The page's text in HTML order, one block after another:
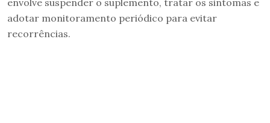
adotar monitoramento periódico para evitar
recorrências.